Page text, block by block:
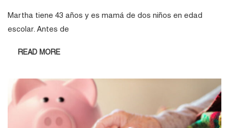
Martha tiene 43 años y es mamá de dos niños en edad
escolar. Antes de
READ MORE